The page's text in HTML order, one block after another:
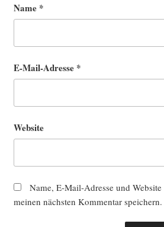
Name *
E-Mail-Adresse *
Website
Name, E-Mail-Adresse und
meinen nächsten Kommentar speichern.